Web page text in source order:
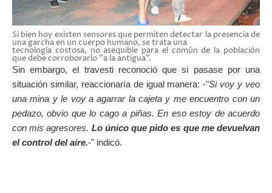
Si bien hoy existen sensores que permiten detectar la presencia de
una garcha en un cuerpo humano, se trata una
tecnología costosa, no asequible para el común de la población
que debe corroborarlo "a la antigua".
Sin embargo, el travesti reconoció que si pasase por una
situación similar, reaccionaría de igual manera: -"Si voy y veo
una mina y le voy a agarrar la cajeta y me encuentro con un
pedazo, obvio que lo cago a piñas. En eso estoy de acuerdo
con mis agresores. Lo único que pido es que me devuelvan
el control del aire.-" indicó.